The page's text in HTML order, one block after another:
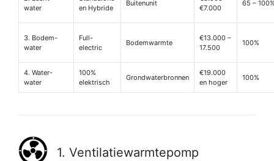
water
en Hybride
Buitenunit
€7.000
65 –
3. Bodem-
water
Full-
electric
Bodemwarmte
€13.000 –
17.500
100%
4. Water-
water
100%
elektrisch
Grondwaterbronnen
€19.000
en hoger
100%
1. Ventilatiewarmtepomp